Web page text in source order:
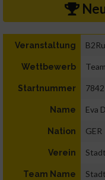
Veranstaltung
Wettbewerb
Startnummer 7842
Name Eva
Nation GER
Verein
Team Name